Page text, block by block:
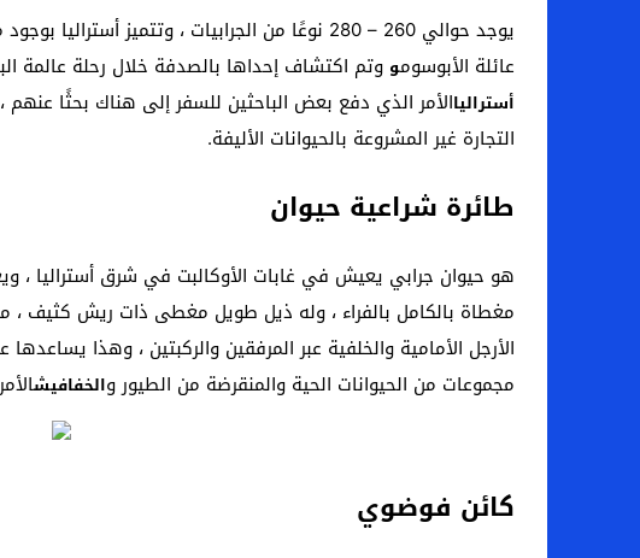
يوجد حوالي 260 – 280 نوعًا من الجرابيات ، وتتميز أستراليا بوجود ما يقرب من 200 نوع داخل غاباتها المطيرة ، وأبرز هذه الأنواع هو الحيوان.
عائلة الأبوسومو وتم اكتشاف إحداها بالصدفة خلال رحلة عالمة
أسترالياالأمر الذي دفع بعض الباحثين للسفر إلى هناك بحثًا
التجارة غير المشروعة بالحيوانات الأليفة.
طائرة شراعية حيوان
مغطاة بالكامل بالفراء ، وله ذيل طويل مغطى ذات ريش كثيف ،
الأرجل الأمامية والخلفية عبر المرفقين والركبتين ، وهذا
مجموعات من الحيوانات الحية والمنقرضة من الطيور والخفافيش
كائن فوضوي